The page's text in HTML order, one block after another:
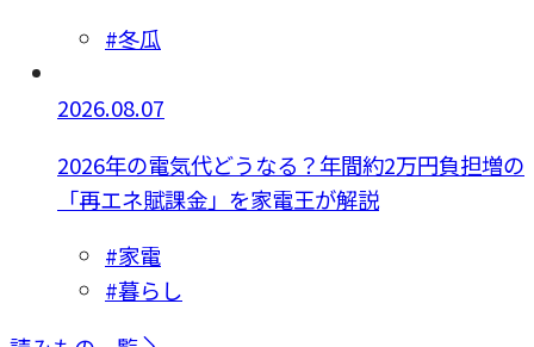
#冬瓜
2026.08.07
2026年の電気代どうなる？年間約2万円負担増の
「再エネ賦課金」を家電王が解説
#家電
#暮らし